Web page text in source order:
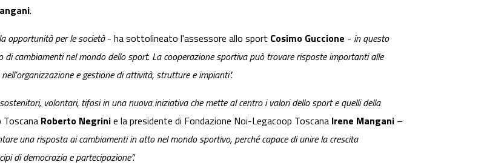
.
opportunità per le società- ha sottolineato l'assessore allo sport Cosimo Guccione - in questo
di cambiamenti nel mondo dello sport. La cooperazione sportiva può trovare risposte importanti alle
e gestione di attività, strutture e impianti".
volontari, tifosi in una nuova iniziativa che mette al centro i valori dello sport e quelli della
Roberto Negrinie la presidente di Fondazione Noi-Legacoop Toscana Irene Mangani –
una risposta ai cambiamenti in atto nel mondo sportivo, perché capace di unire la crescita
di democrazia e partecipazione”.